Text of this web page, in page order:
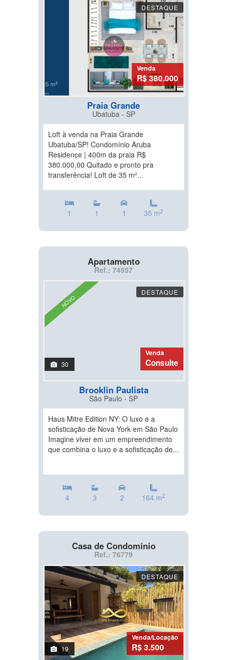
DESTAQUE
Venda
R$ 380.000
Praia Grande
Ubatuba - SP
Loft à venda na Praia Grande
Ubatuba/SP! Condomínio Aruba
Residence | 400m da praia R$
380.000,00 Quitado e pronto pra
transferência! Loft de 35 m²...
1 1 1 35 m2
Apartamento
Ref.: 74557
NOVO
DESTAQUE
30
Venda
Consulte
Brooklin Paulista
São Paulo - SP
Haus Mitre Edition NY: O luxo e a
sofisticação de Nova York em São Paulo
Imagine viver em um empreendimento
que combina o luxo e a sofisticação de...
4 3 2 164 m2
Casa de Condomínio
Ref.: 76779
DESTAQUE
19
Venda/Locação
R$ 3.500